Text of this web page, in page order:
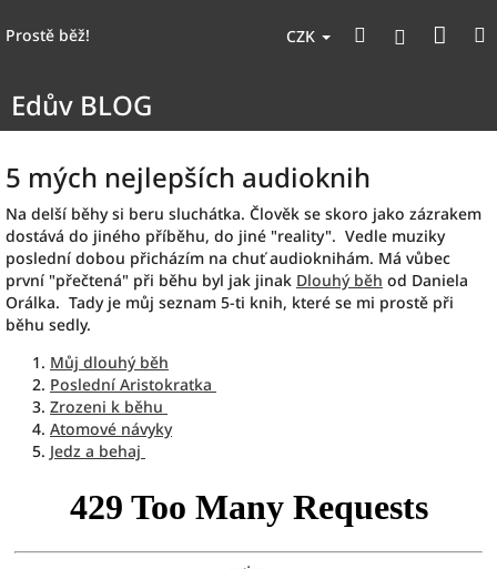
naProstě běž! CZK Hledat
Edův BLOG
5 mých nejlepších audioknih
Na delší běhy si beru sluchátka. Člověk se skoro jako zázrakem
dostává do jiného příběhu, do jiné "reality". Vedle muziky
poslední dobou přicházím na chuť audioknihám. Má vůbec
první "přečtená" při běhu byl jak jinak Dlouhý běh od Daniela
Orálka. Tady je můj seznam 5-ti knih, které se mi prostě při
běhu sedly.
Můj dlouhý běh
Poslední Aristokratka
Zrozeni k běhu
Atomové návyky
Jedz a behaj